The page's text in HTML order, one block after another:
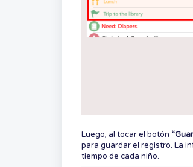
Luego, al tocar el botón
para guardar el registro. La
tiempo de cada niño.